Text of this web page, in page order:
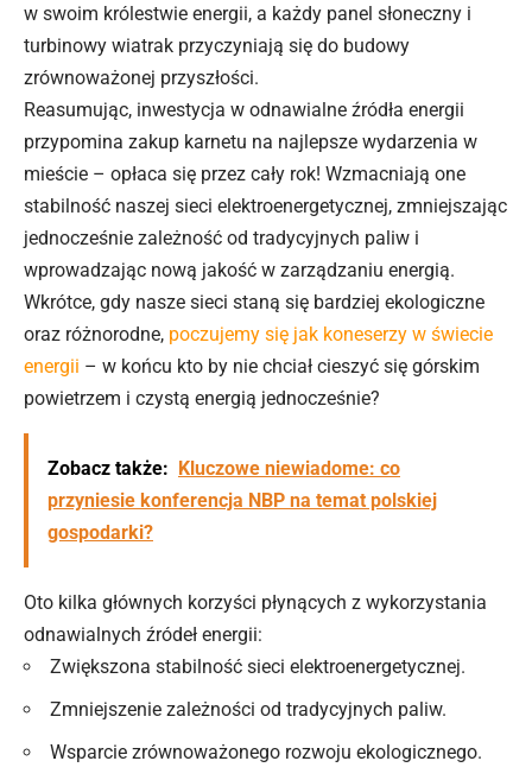
w swoim królestwie energii, a każdy panel słoneczny i
turbinowy wiatrak przyczyniają się do budowy
zrównoważonej przyszłości.
Reasumując, inwestycja w odnawialne źródła energii
przypomina zakup karnetu na najlepsze wydarzenia w
mieście – opłaca się przez cały rok! Wzmacniają one
stabilność naszej sieci elektroenergetycznej, zmniejszając
jednocześnie zależność od tradycyjnych paliw i
wprowadzając nową jakość w zarządzaniu energią.
Wkrótce, gdy nasze sieci staną się bardziej ekologiczne
oraz różnorodne, poczujemy się jak koneserzy w świecie
energii – w końcu kto by nie chciał cieszyć się górskim
powietrzem i czystą energią jednocześnie?
Zobacz także: Kluczowe niewiadome: co
przyniesie konferencja NBP na temat polskiej
gospodarki?
Oto kilka głównych korzyści płynących z wykorzystania
odnawialnych źródeł energii:
Zwiększona stabilność sieci elektroenergetycznej.
Zmniejszenie zależności od tradycyjnych paliw.
Wsparcie zrównoważonego rozwoju ekologicznego.